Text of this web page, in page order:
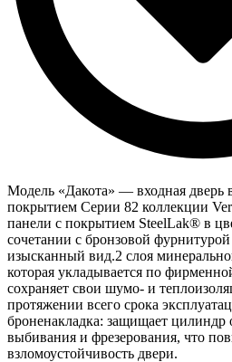
Модель «Дакота» — входная
покрытием Серии 82 коллекции
панели с покрытием SteelLak® в
сочетании с бронзовой
изысканный вид.2 слоя
которая укладывается по
сохраняет свои шумо- и
протяжении всего срока
броненакладка: защищает цилиндр
выбивания и фрезерования, что
взломоустойчивость двери.